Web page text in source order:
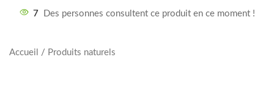
7 Des personnes consultent ce produit en ce moment !
Accueil / Produits naturels